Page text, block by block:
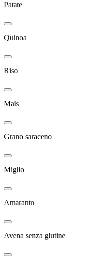
Patate
Quinoa
Riso
Mais
Grano saraceno
Miglio
Amaranto
Avena senza glutine